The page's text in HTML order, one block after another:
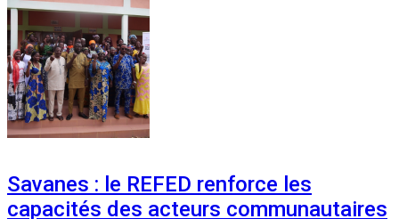
Savanes : le REFED renforce les
capacités des acteurs communautaires